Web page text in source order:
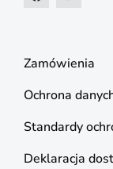
Zamówienia
Ochrona
Standardy
Deklaracja